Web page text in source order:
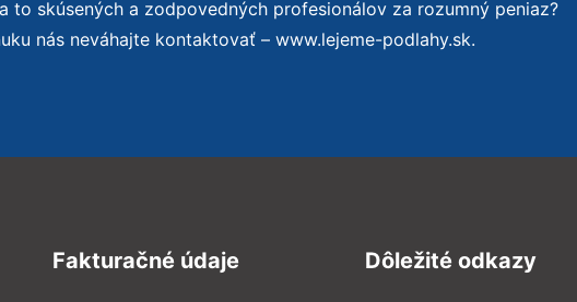
to skúsených a zodpovedných profesionálov za rozumný peniaz?
nás neváhajte kontaktovať – www.lejeme-podlahy.sk.
Fakturačné údaje Dôležité odkazy